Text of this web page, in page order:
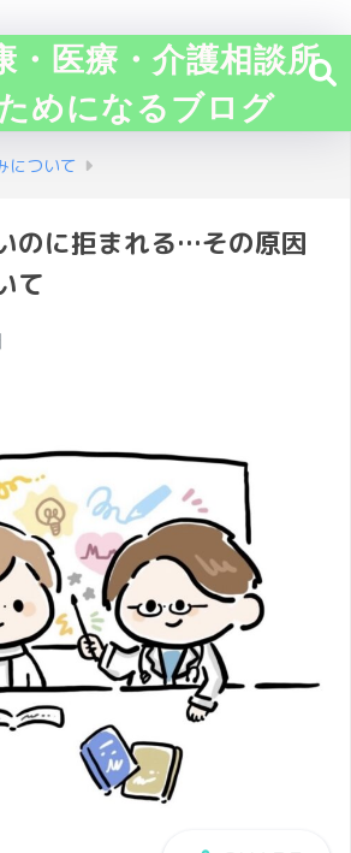
・医療・介護相談所
めになるブログ
について
のに拒まれる…その原因
て